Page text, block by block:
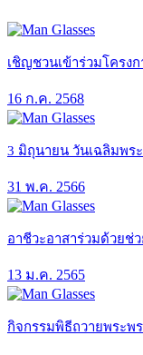
เชิญชวนเข้าร่วมโครง
16 ก.ค. 2568
3 มิถุนายน วันเฉลิมพร
31 พ.ค. 2566
อาชีวะอาสาร่วมด้วยช่
13 ม.ค. 2565
กิจกรรมพิธีถวายพระพ